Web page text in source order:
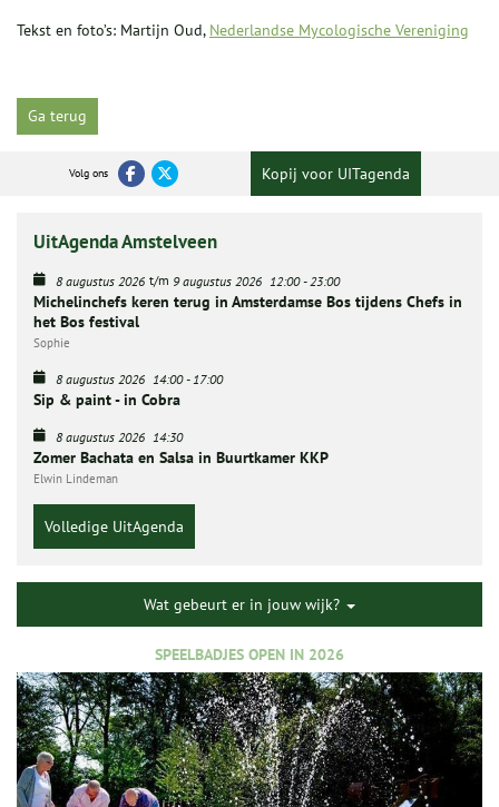
Tekst en foto’s: Martijn Oud, Nederlandse Mycologische Vereniging
Ga terug
Volg ons Kopij voor UITagenda
UitAgenda Amstelveen
8 augustus 2026 t/m 9 augustus 2026 12:00-23:00
Michelinchefs keren terug in Amsterdamse Bos tijdens Chefs in
het Bos festival
Sophie
8 augustus 2026 14:00-17:00
Sip & paint - in Cobra
8 augustus 2026 14:30
Zomer Bachata en Salsa in Buurtkamer KKP
Elwin Lindeman
Volledige UitAgenda
Wat gebeurt er in jouw wijk?
SPEELBADJES OPEN IN 2026